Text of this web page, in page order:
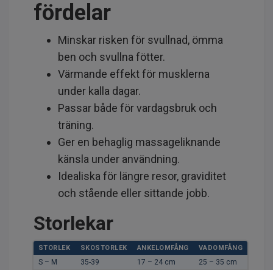
fördelar
Minskar risken för svullnad, ömma
ben och svullna fötter.
Värmande effekt för musklerna
under kalla dagar.
Passar både för vardagsbruk och
träning.
Ger en behaglig massageliknande
känsla under användning.
Idealiska för längre resor, graviditet
och stående eller sittande jobb.
Storlekar
STORLEK SKOSTORLEK ANKELOMFÅNG VADOMFÅNG
S – M 35-39 17 – 24 cm
25 – 35 cm